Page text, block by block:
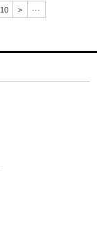
10 > ···